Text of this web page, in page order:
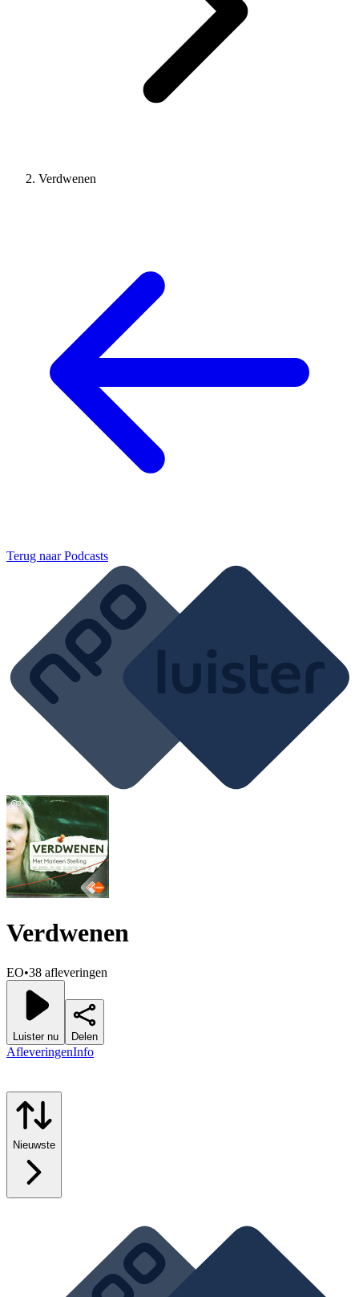
Verdwenen
Terug naarPodcasts
Verdwenen
EO•38 afleveringen
Luister nu Delen
AfleveringenInfo
Nieuwste